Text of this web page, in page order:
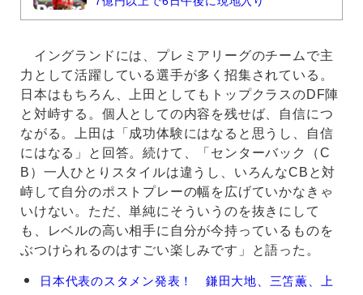
イングランドには、プレミアリーグのチームで主
力として活躍している選手が多く招集されている。
日本はもちろん、上田としてもトップクラスのDF陣
と対峙する。個人としての内容を残せば、自信につ
ながる。上田は「成功体験にはなると思うし、自信
にはなる」と回答。続けて、「センターバック（C
B）一人ひとりスタイルは違うし、いろんなCBと対
峙して自分のポストプレーの幅を広げていかなきゃ
いけない。ただ、単純にそういうのを抜きにして
も、レベルの高い相手に自分が今持っているものを
ぶつけられるのはすごい楽しみです」と語った。
上
日本代表のスタメン発表！ 鎌田大地、三笘薫、上